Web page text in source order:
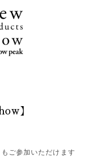
】
ご参加いただけます